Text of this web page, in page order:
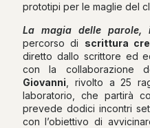
prototipi per le maglie del
La magia delle
percorso di scrittura
diretto dallo scrittore ed
con la collaborazione
Giovanni , rivolto a 25
laboratorio, che partirà
prevede dodici incontri
con l’obiettivo di